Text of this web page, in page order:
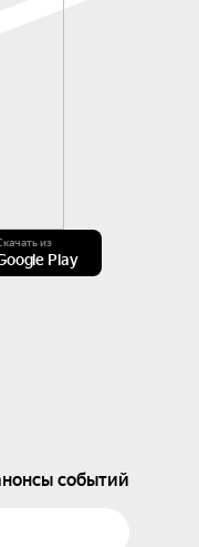
из
Play
событий